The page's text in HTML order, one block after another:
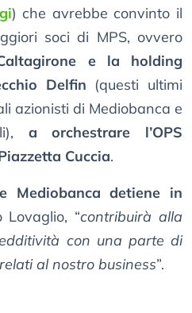
) che avrebbe convinto il
soci di MPS, ovvero
e la holding
Delfin (questi ultimi
azionisti di Mediobanca e
a orchestrare l’OPS
Cuccia.
Mediobanca detiene in
“contribuirà alla
con una parte di
al nostro business”.